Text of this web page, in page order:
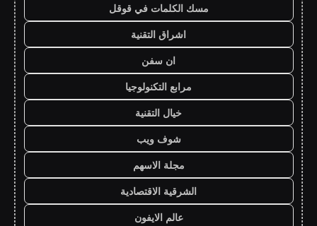
مسك الكلمات في قوقل
اشراق التقنية
ان سفن
مرابع التكنولوجيا
خيال التقنية
شوف ويب
مجلة الاسهم
الشرقية الاقتصادية
عالم الايفون